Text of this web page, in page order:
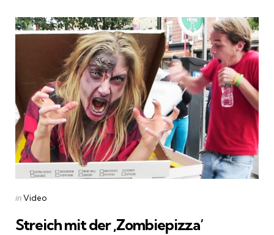
Categories
Posted
inVideo
Streich mit der ‚Zombiepizza‘